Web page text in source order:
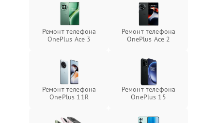
Ремонт телефона
OnePlus Ace 3
Ремонт телефона
OnePlus Ace 2
Ремонт телефона
OnePlus 11R
Ремонт телефона
OnePlus 15